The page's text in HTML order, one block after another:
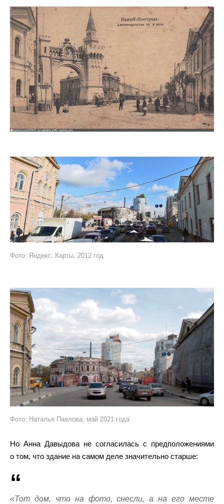
Фото: Яндекс. Карты, 2012 год
Фото: Наталья Павлова, май 2021 года
Но Анна Давыдова не согласилась с предположениями
о том, что здание на самом деле значительно старше:
«Тот дом, что на фото, снесли, а на его месте